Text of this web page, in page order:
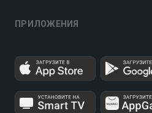
ПРИЛОЖЕНИЯ